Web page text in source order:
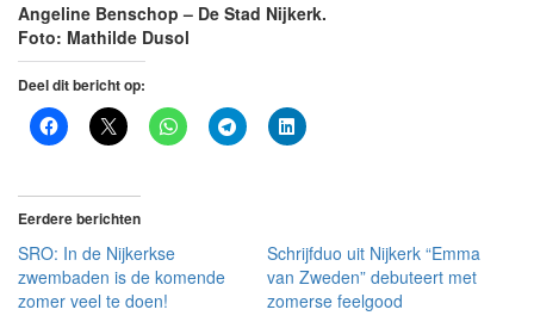
Angeline Benschop – De Stad Nijkerk.
Foto: Mathilde Dusol
Deel dit bericht op:
Eerdere berichten
SRO: In de Nijkerkse
zwembaden is de komende
zomer veel te doen!
Schrijfduo uit Nijkerk “Emma
van Zweden” debuteert met
zomerse feelgood